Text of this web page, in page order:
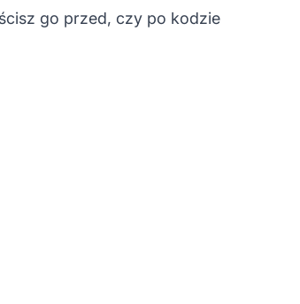
go przed, czy po kodzie